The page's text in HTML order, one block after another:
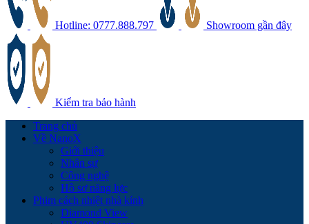
Hotline: 0777.888.797 Showroom gần đây
Kiểm tra bảo hành
Trang chủ
Về NanoX
Giới thiệu
Nhân sự
Công nghệ
Hồ sơ năng lực
Phim cách nhiệt nhà kính
Diamond View